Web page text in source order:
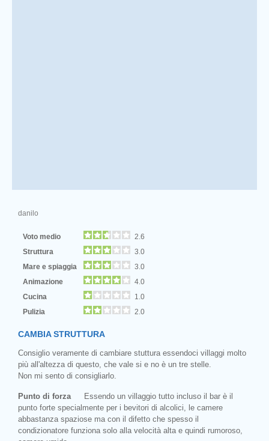
danilo
Voto medio
2.6
Struttura
3.0
Mare e spiaggia
3.0
Animazione
4.0
Cucina
1.0
Pulizia
2.0
CAMBIA STRUTTURA
Consiglio veramente di cambiare stuttura essendoci villaggi molto
più all'altezza di questo, che vale si e no è un tre stelle.
Non mi sento di consigliarlo.
Punto di forza
Essendo un villaggio tutto incluso il bar è il
punto forte specialmente per i bevitori di alcolici, le camere
abbastanza spaziose ma con il difetto che spesso il
condizionatore funziona solo alla velocità alta e quindi rumoroso,